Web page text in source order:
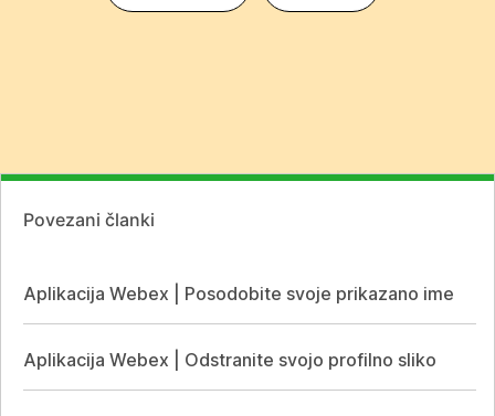
Povezani članki
Aplikacija Webex | Posodobite svoje prikazano ime
Aplikacija Webex | Odstranite svojo profilno sliko